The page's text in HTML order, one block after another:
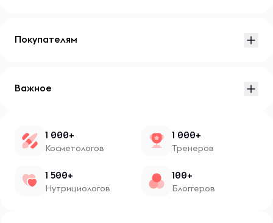
Покупателям
Важное
1 000+
Косметологов
1 000+
Тренеров
1 500+
Нутрициологов
100+
Блоггеров